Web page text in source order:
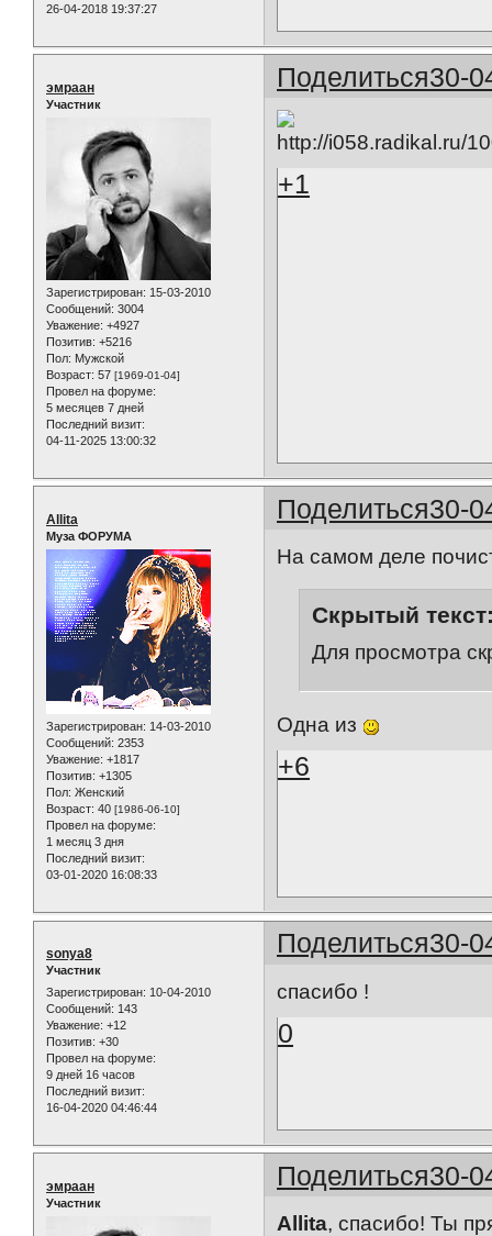
26-04-2018 19:37:27
Поделиться30-
эмраан
Участник
Зарегистрирован: 15-03-2010
Сообщений: 3004
Уважение: +4927
Позитив: +5216
Пол: Мужской
Возраст: 57 [1969-01-04]
Провел на форуме:
5 месяцев 7 дней
Последний визит:
04-11-2025 13:00:32
+1
Поделиться30-
Allita
Муза ФОРУМА
Зарегистрирован: 14-03-2010
Сообщений: 2353
Уважение: +1817
Позитив: +1305
Пол: Женский
Возраст: 40 [1986-06-10]
Провел на форуме:
1 месяц 3 дня
Последний визит:
03-01-2020 16:08:33
На самом деле
Скрытый
Для просмотра
Одна из
+6
Поделиться30-
sonya8
Участник
Зарегистрирован: 10-04-2010
Сообщений: 143
Уважение: +12
Позитив: +30
Провел на форуме:
9 дней 16 часов
Последний визит:
16-04-2020 04:46:44
спасибо !
0
Поделиться30-
эмраан
Участник
Allita, спасибо! Ты